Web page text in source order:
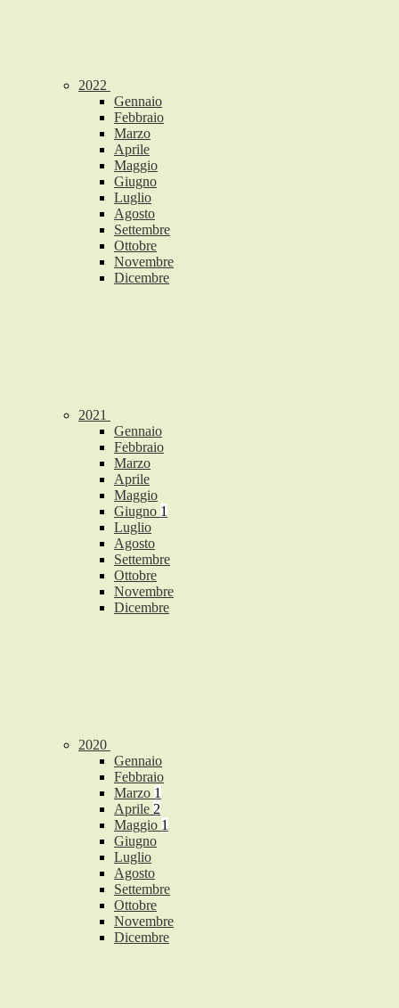
2022
Gennaio
Febbraio
Marzo
Aprile
Maggio
Giugno
Luglio
Agosto
Settembre
Ottobre
Novembre
Dicembre
2021
Gennaio
Febbraio
Marzo
Aprile
Maggio
Giugno 1
Luglio
Agosto
Settembre
Ottobre
Novembre
Dicembre
2020
Gennaio
Febbraio
Marzo 1
Aprile 2
Maggio 1
Giugno
Luglio
Agosto
Settembre
Ottobre
Novembre
Dicembre